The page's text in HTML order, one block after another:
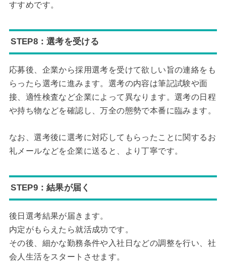
すすめです。
STEP8：選考を受ける
応募後、企業から採用選考を受けて欲しい旨の連絡をも
らったら選考に進みます。選考の内容は筆記試験や面
接、適性検査など企業によって異なります。選考の日程
や持ち物などを確認し、万全の態勢で本番に臨みます。
なお、選考後に選考に対応してもらったことに関するお
礼メールなどを企業に送ると、より丁寧です。
STEP9：結果が届く
後日選考結果が届きます。
内定がもらえたら就活成功です。
その後、細かな勤務条件や入社日などの調整を行い、社
会人生活をスタートさせます。